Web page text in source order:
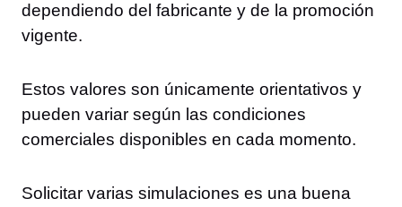
dependiendo del fabricante y de la promoción
vigente.
Estos valores son únicamente orientativos y
pueden variar según las condiciones
comerciales disponibles en cada momento.
Solicitar varias simulaciones es una buena